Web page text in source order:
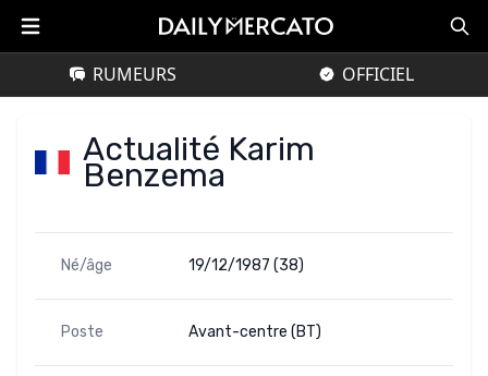
RUMEURS OFFICIEL
Actualité Karim
Benzema
Né/âge 19/12/1987 (38)
Poste Avant-centre (BT)